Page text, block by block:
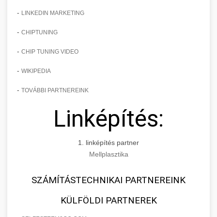
- LINKEDIN MARKETING
- CHIPTUNING
- CHIP TUNING VIDEO
- WIKIPEDIA
- TOVÁBBI PARTNEREINK
Linképítés:
1. linképítés partner
Mellplasztika
SZÁMÍTÁSTECHNIKAI PARTNEREINK
KÜLFÖLDI PARTNEREK